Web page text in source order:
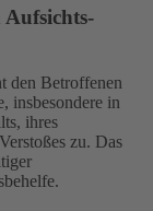
Aufsichts­
den Betroffenen
insbesondere in
ihres
zu. Das